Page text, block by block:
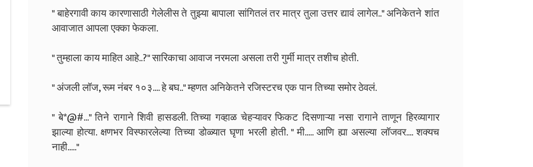
" बाहेरगावी काय कारणासाठी गेलेलीस ते तुझ्या बापाला सांगितलं तर मात्र तुला उत्तर द्यावं लागेल.." अनिकेतने शांत
आवाजात आपला एक्का फेकला.
" तुम्हाला काय माहित आहे..?" सारिकाचा आवाज नरमला असला तरी गुर्मी मात्र तशीच होती.
" अंजली लॉज, रूम नंबर १०३.... हे बघ.." म्हणत अनिकेतने रजिस्टरच एक पान तिच्या समोर ठेवलं.
" बे*@#..." तिने रागाने शिवी हासडली. तिच्या गव्हाळ चेहऱ्यावर फिकट दिसणाऱ्या नसा रागाने ताणून हिरव्यागार
झाल्या होत्या. क्षणभर विस्फारलेल्या तिच्या डोळ्यात घृणा भरली होती. " मी..... आणि ह्या असल्या लॉजवर.... शक्यच
नाही....."